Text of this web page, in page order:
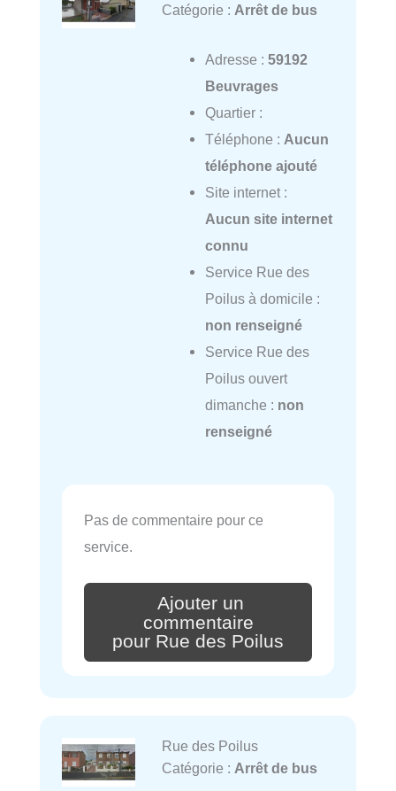
Catégorie : Arrêt de bus
Adresse : 59192
Beuvrages
Quartier :
Téléphone : Aucun
téléphone ajouté
Site internet :
Aucun site internet
connu
Service Rue des
Poilus à domicile :
non renseigné
Service Rue des
Poilus ouvert
dimanche : non
renseigné
Pas de commentaire pour ce
service.
Ajouter un
commentaire
pour Rue des Poilus
Rue des Poilus
Catégorie : Arrêt de bus